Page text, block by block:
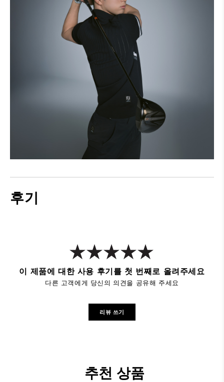
후기
이 제품에 대한 사용 후기를 첫 번째로 올려주세요
다른 고객에게 당신의 의견을 공유해 주세요
리뷰 쓰기
추천 상품